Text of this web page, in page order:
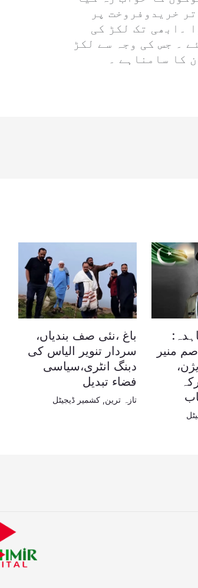
تر خریدوفروخت پر
۔ابھی تک لکڑ کی
۔ جس کی وجہ سے لکڑ
کا سامناہے ۔
منیر
باغ ،نئی صف بندیاں،
سردار تنویر الیاس کی
دبنگ انٹری،سیاسی
فضاء تبدیل
تازہ ترین کشمیر ڈیجیٹل